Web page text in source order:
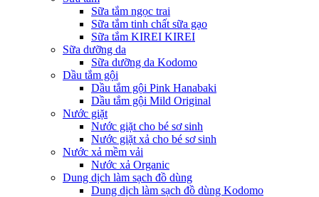
Sữa tắm ngọc trai
Sữa tắm tinh chất sữa gạo
Sữa tắm KIREI KIREI
Sữa dưỡng da
Sữa dưỡng da Kodomo
Dầu tắm gội
Dầu tắm gội Pink Hanabaki
Dầu tắm gội Mild Original
Nước giặt
Nước giặt cho bé sơ sinh
Nước giặt xả cho bé sơ sinh
Nước xả mềm vải
Nước xả Organic
Dung dịch làm sạch đồ dùng
Dung dịch làm sạch đồ dùng Kodomo